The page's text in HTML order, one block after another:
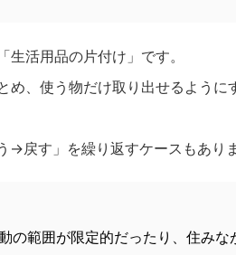
活用品の片付け」です。
め、使う物だけ取り出せるよう
戻す」を繰り返すケースもありま
の範囲が限定的だったり、住み